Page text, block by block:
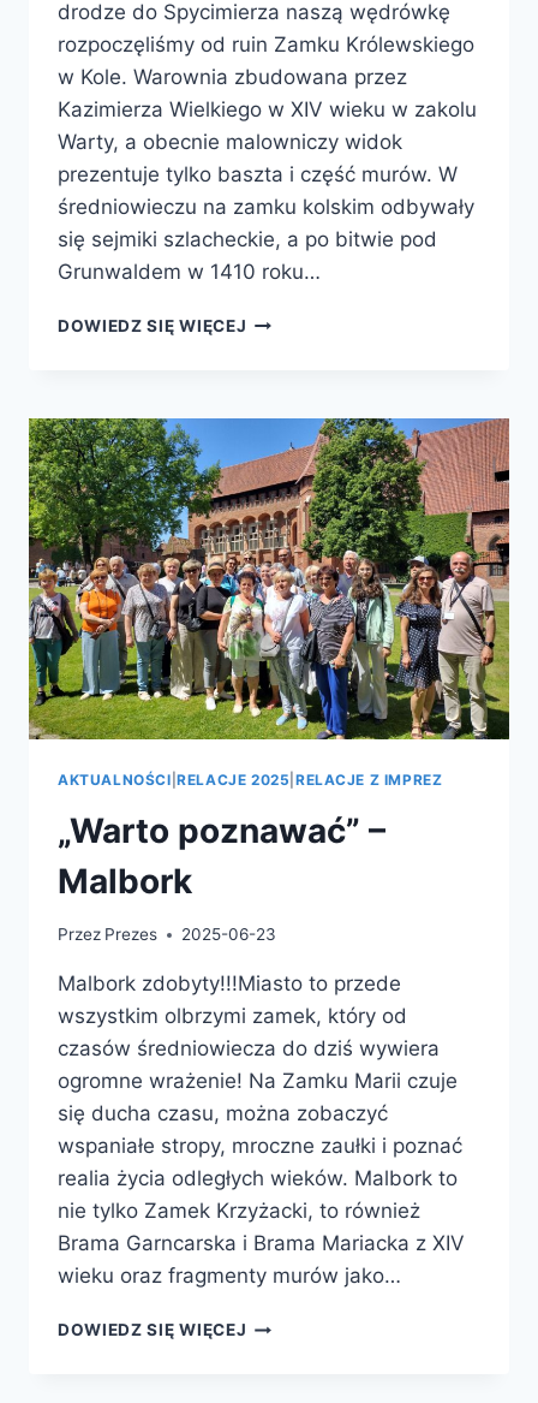
drodze do Spycimierza naszą wędrówkę
rozpoczęliśmy od ruin Zamku Królewskiego
w Kole. Warownia zbudowana przez
Kazimierza Wielkiego w XIV wieku w zakolu
Warty, a obecnie malowniczy widok
prezentuje tylko baszta i część murów. W
średniowieczu na zamku kolskim odbywały
się sejmiki szlacheckie, a po bitwie pod
Grunwaldem w 1410 roku…
DOWIEDZ SIĘ WIĘCEJ
AKTUALNOŚCI |RELACJE 2025 RELACJE Z IMPREZ
„Warto poznawać” –
Malbork
Przez Prezes 2025-06-23
Malbork zdobyty!!!Miasto to przede
wszystkim olbrzymi zamek, który od
czasów średniowiecza do dziś wywiera
ogromne wrażenie! Na Zamku Marii czuje
się ducha czasu, można zobaczyć
wspaniałe stropy, mroczne zaułki i poznać
realia życia odległych wieków. Malbork to
nie tylko Zamek Krzyżacki, to również
Brama Garncarska i Brama Mariacka z XIV
wieku oraz fragmenty murów jako…
DOWIEDZ SIĘ WIĘCEJ